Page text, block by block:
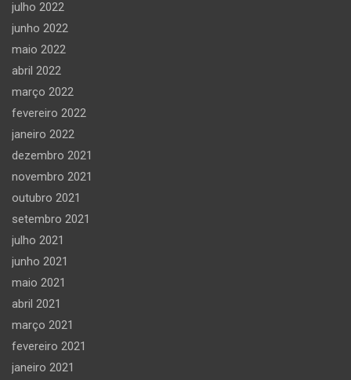
julho 2022
junho 2022
maio 2022
abril 2022
março 2022
fevereiro 2022
janeiro 2022
dezembro 2021
novembro 2021
outubro 2021
setembro 2021
julho 2021
junho 2021
maio 2021
abril 2021
março 2021
fevereiro 2021
janeiro 2021